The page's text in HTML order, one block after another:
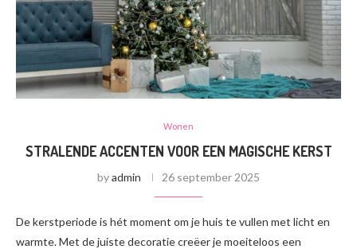
Wonen
STRALENDE ACCENTEN VOOR EEN MAGISCHE KERST
byadmin 26 september 2025
De kerstperiode is hét moment om je huis te vullen met licht en
warmte. Met de juiste decoratie creëer je moeiteloos een